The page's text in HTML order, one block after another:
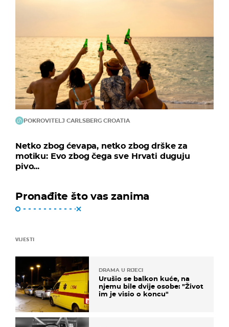
POKROVITELJ CARLSBERG CROATIA
Netko zbog ćevapa, netko zbog drške za
motiku: Evo zbog čega sve Hrvati duguju
pivo...
Pronađite što vas zanima
VIJESTI
DRAMA U RIJECI
Urušio se balkon kuće, na
njemu bile dvije osobe: "Život
im je visio o koncu"